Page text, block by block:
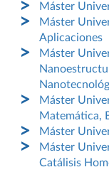
Máster
Máster
Aplicaciones
Máster
Máster
Matemática,
Máster
Máster
Catálisis